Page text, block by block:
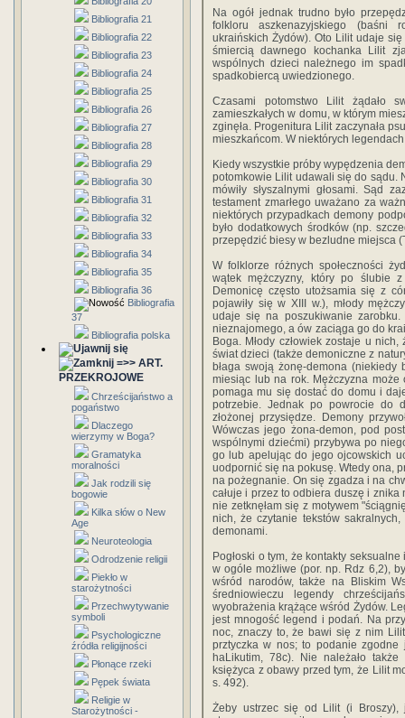
Bibliografia 21
Bibliografia 22
Bibliografia 23
Bibliografia 24
Bibliografia 25
Bibliografia 26
Bibliografia 27
Bibliografia 28
Bibliografia 29
Bibliografia 30
Bibliografia 31
Bibliografia 32
Bibliografia 33
Bibliografia 34
Bibliografia 35
Bibliografia 36
Bibliografia
37
Bibliografia polska
=>> ART.
PRZEKROJOWE
Chrześcijaństwo a
pogaństwo
Dlaczego
wierzymy w Boga?
Gramatyka
moralności
Jak rodzili się
bogowie
Kilka słów o New
Age
Neuroteologia
Odrodzenie religii
Piekło w
starożytności
Przechwytywanie
symboli
Psychologiczne
źródła religijności
Płonące rzeki
Pępek świata
Religie w
Starożytności -
Na ogół jednak trudno było
folkloru aszkenazyjskiego (baśni
ukraińskich Żydów). Oto Lilit udaje
śmiercią dawnego kochanka Lilit
wspólnych dzieci należnego im
spadkobiercą uwiedzionego.
Czasami potomstwo Lilit żądało
zamieszkałych w domu, w którym
zginęła. Progenitura Lilit zaczynała
mieszkańcom. W niektórych
Kiedy wszystkie próby wypędzenia
potomkowie Lilit udawali się do sądu.
mówiły słyszalnymi głosami. Sąd
testament zmarłego uważano za
niektórych przypadkach demony
było dodatkowych środków (np.
przepędzić biesy w bezludne miejsca
W folklorze różnych społeczności
wątek mężczyzny, który po ślubie
Demonicę często utożsamia się z
pojawiły się w XIII w.), młody
udaje się na poszukiwanie zarobku.
nieznajomego, a ów zaciąga go do
Boga. Młody człowiek zostaje u
świat dzieci (także demoniczne z
błaga swoją żonę-demona
miesiąc lub na rok. Mężczyzna
pomaga mu się dostać do domu i
potrzebie. Jednak po powrocie do
złożonej przysiędze. Demony
Wówczas jego żona-demon, pod
wspólnymi dziećmi) przybywa po
go lub apelując do jego ojcowskich
uodpornić się na pokusę. Wtedy ona,
na pożegnanie. On się zgadza i na
całuje i przez to odbiera duszę i
nie zetknęłam się z motywem
nich, że czytanie tekstów sakralnych,
demonami.
Pogłoski o tym, że kontakty
w ogóle możliwe (por. np. Rdz 6,2),
wśród narodów, także na Bliskim
średniowieczu legendy
wyobrażenia krążące wśród Żydów.
jest mnogość legend i podań. Na
noc, znaczy to, że bawi się z nim
prztyczka w nos; to podanie
haLikutim, 78c). Nie należało
księżyca z obawy przed tym, że Lilit
s. 492).
Żeby ustrzec się od Lilit (i Broszy),